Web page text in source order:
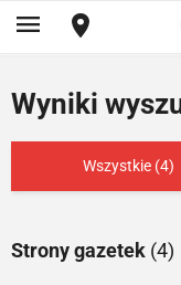
Wyniki
Wszystkie (4)
Strony gazetek (4)